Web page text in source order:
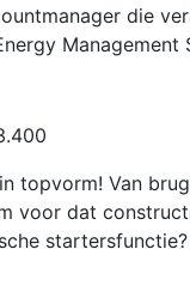
die
Management
topvorm! Van
voor dat